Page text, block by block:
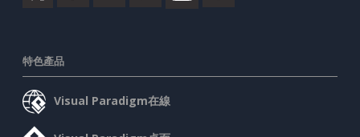
特色產品
Visual Paradigm在線